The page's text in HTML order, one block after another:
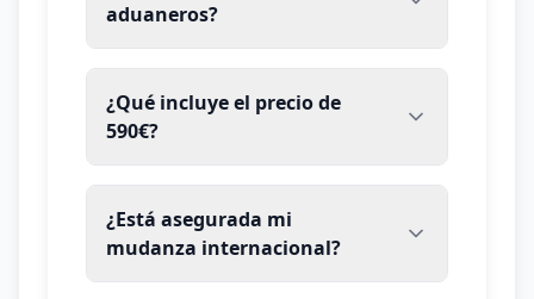
aduaneros?
¿Qué incluye el precio de
590€?
¿Está asegurada mi
mudanza internacional?